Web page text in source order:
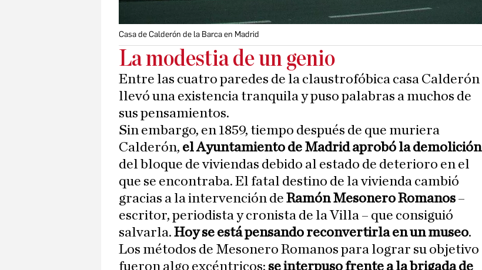
Casa de Calderón de la Barca en Madrid
La modestia de un genio
Entre las cuatro paredes de la claustrofóbica casa Calderón
llevó una existencia tranquila y puso palabras a muchos de
sus pensamientos.
Sin embargo, en 1859, tiempo después de que muriera
Calderón, el Ayuntamiento de Madrid aprobó la demolición
del bloque de viviendas debido al estado de deterioro en el
que se encontraba. El fatal destino de la vivienda cambió
gracias a la intervención de Ramón Mesonero Romanos –
escritor, periodista y cronista de la Villa – que consiguió
salvarla. Hoy se está pensando reconvertirla en un museo.
Los métodos de Mesonero Romanos para lograr su objetivo
fueron algo excéntricos: se interpuso frente a la brigada de